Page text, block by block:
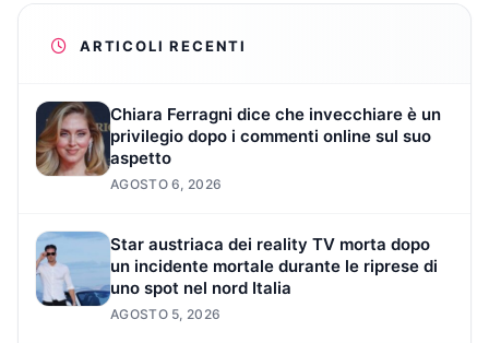
ARTICOLI RECENTI
Chiara Ferragni dice che invecchiare è un
privilegio dopo i commenti online sul suo
aspetto
AGOSTO 6, 2026
Star austriaca dei reality TV morta dopo
un incidente mortale durante le riprese di
uno spot nel nord Italia
AGOSTO 5, 2026